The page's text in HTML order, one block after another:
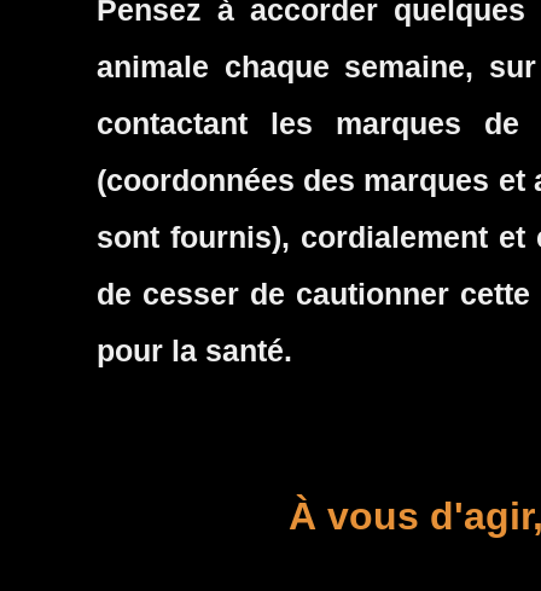
Pensez à accorder
animale chaque semaine,
contactant les marques de
(coordonnées des marques
sont fournis), cordialement
de cesser de cautionner
pour la santé.
À vous